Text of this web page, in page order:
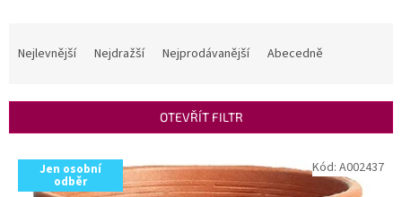
í
Nejlevnější Nejdražší Nejprodávanější Abecedně
OTEVŘÍT FILTR
V
Jen osobní
odběr
Kód: A002437